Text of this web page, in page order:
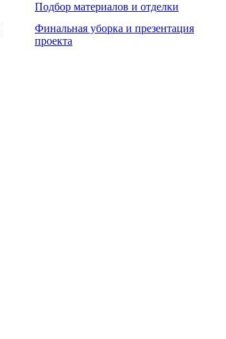
Подбор материалов и отделки
Финальная уборка и презентация
проекта